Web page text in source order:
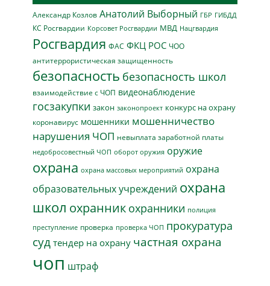
Александр Козлов Анатолий Выборный ГБР ГИБДД
КС Росгвардии Корсовет Росгвардии МВД Нацгвардия
Росгвардия ФАС ФКЦ РОС ЧОО
антитеррористическая защищенность
безопасность безопасность школ
взаимодействие с ЧОП видеонаблюдение
госзакупки закон законопроект конкурс на охрану
коронавирус мошенники мошенничество
нарушения ЧОП невыплата заработной платы
недобросовестный ЧОП оборот оружия оружие
охрана охрана массовых мероприятий охрана
образовательных учреждений охрана
школ охранник охранники полиция
преступление проверка проверка ЧОП прокуратура
суд тендер на охрану частная охрана
чоп штраф